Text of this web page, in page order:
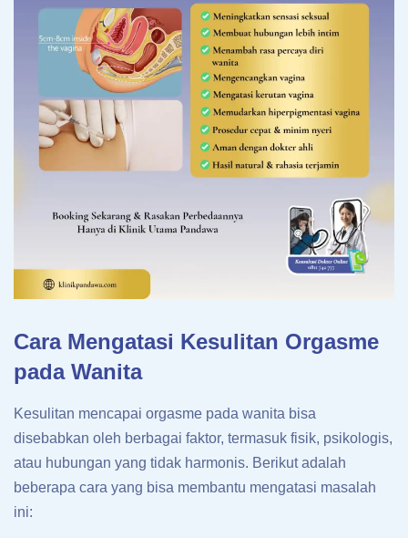
Cara Mengatasi Kesulitan Orgasme
pada Wanita
Kesulitan mencapai orgasme pada wanita bisa
disebabkan oleh berbagai faktor, termasuk fisik, psikologis,
atau hubungan yang tidak harmonis. Berikut adalah
beberapa cara yang bisa membantu mengatasi masalah
ini: